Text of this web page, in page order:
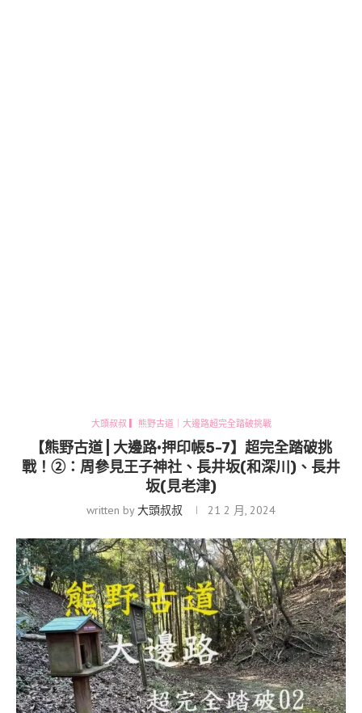
大頭叔叔 ▎熊野古道｜大邊路超完全踏破挑戰
【熊野古道 | 大邊路•押印帳5-7】超完全踏破挑
戰！②：周參見王子神社、長井坂(和深川)、長井
坂(見老津)
written by大頭叔叔 21 2 月, 2024